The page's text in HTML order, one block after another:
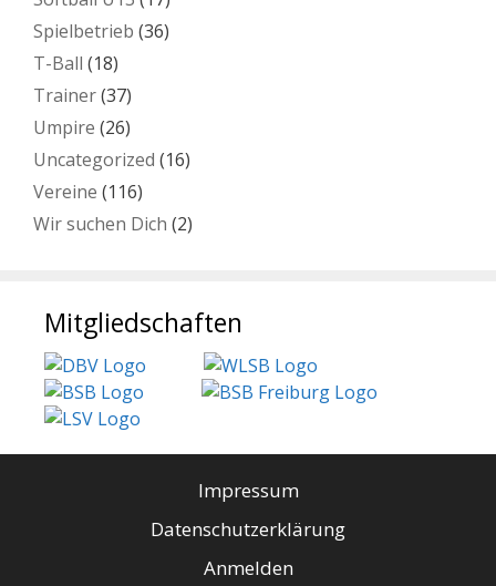
Spielbetrieb (36)
T-Ball (18)
Trainer(37)
Umpire (26)
Uncategorized (16)
Vereine (116)
Wir suchen Dich (2)
Mitgliedschaften
Impressum
Datenschutzerklärung
Anmelden